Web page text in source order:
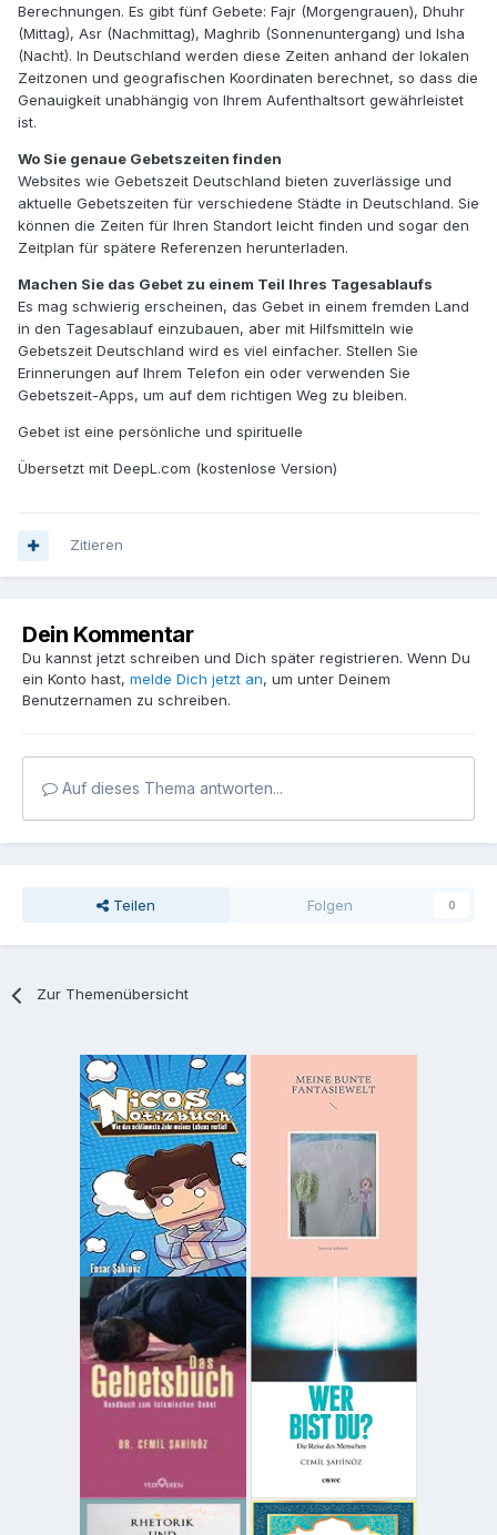
Berechnungen. Es gibt fünf Gebete: Fajr (Morgengrauen), Dhuhr
(Mittag), Asr (Nachmittag), Maghrib (Sonnenuntergang) und Isha
(Nacht). In Deutschland werden diese Zeiten anhand der lokalen
Zeitzonen und geografischen Koordinaten berechnet, so dass die
Genauigkeit unabhängig von Ihrem Aufenthaltsort gewährleistet
ist.
Wo Sie genaue Gebetszeiten finden
Websites wie Gebetszeit Deutschland bieten zuverlässige und
aktuelle Gebetszeiten für verschiedene Städte in Deutschland. Sie
können die Zeiten für Ihren Standort leicht finden und sogar den
Zeitplan für spätere Referenzen herunterladen.
Machen Sie das Gebet zu einem Teil Ihres Tagesablaufs
Es mag schwierig erscheinen, das Gebet in einem fremden Land
in den Tagesablauf einzubauen, aber mit Hilfsmitteln wie
Gebetszeit Deutschland wird es viel einfacher. Stellen Sie
Erinnerungen auf Ihrem Telefon ein oder verwenden Sie
Gebetszeit-Apps, um auf dem richtigen Weg zu bleiben.
Gebet ist eine persönliche und spirituelle
Übersetzt mit DeepL.com (kostenlose Version)
Zitieren
Dein Kommentar
Du kannst jetzt schreiben und Dich später registrieren. Wenn Du
ein Konto hast, melde Dich jetzt an, um unter Deinem
Benutzernamen zu schreiben.
Auf dieses Thema antworten...
Teilen Folgen 0
Zur Themenübersicht